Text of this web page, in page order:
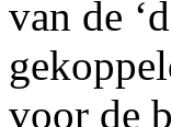
van de
voor de